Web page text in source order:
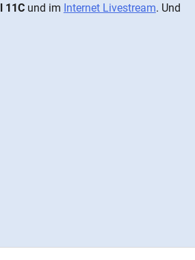
11Cund im Internet Livestream. Und